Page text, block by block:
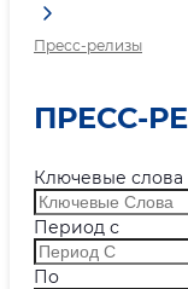
Пресс-релизы
ПРЕСС-
Ключевые слова
Период с
По